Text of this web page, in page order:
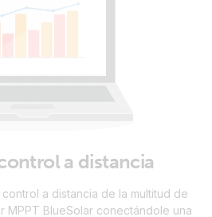
a distancia
a distancia de la multitud de
MPPT BlueSolar conectándole una